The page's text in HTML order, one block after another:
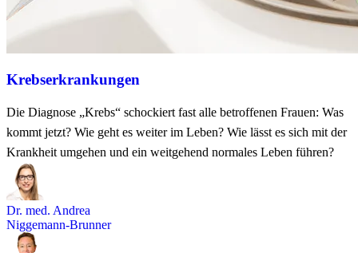
Krebserkrankungen
Die Diagnose „Krebs“ schockiert fast alle betroffenen Frauen: Was
kommt jetzt? Wie geht es weiter im Leben? Wie lässt es sich mit der
Krankheit umgehen und ein weitgehend normales Leben führen?
Dr. med. Andrea
Niggemann-Brunner